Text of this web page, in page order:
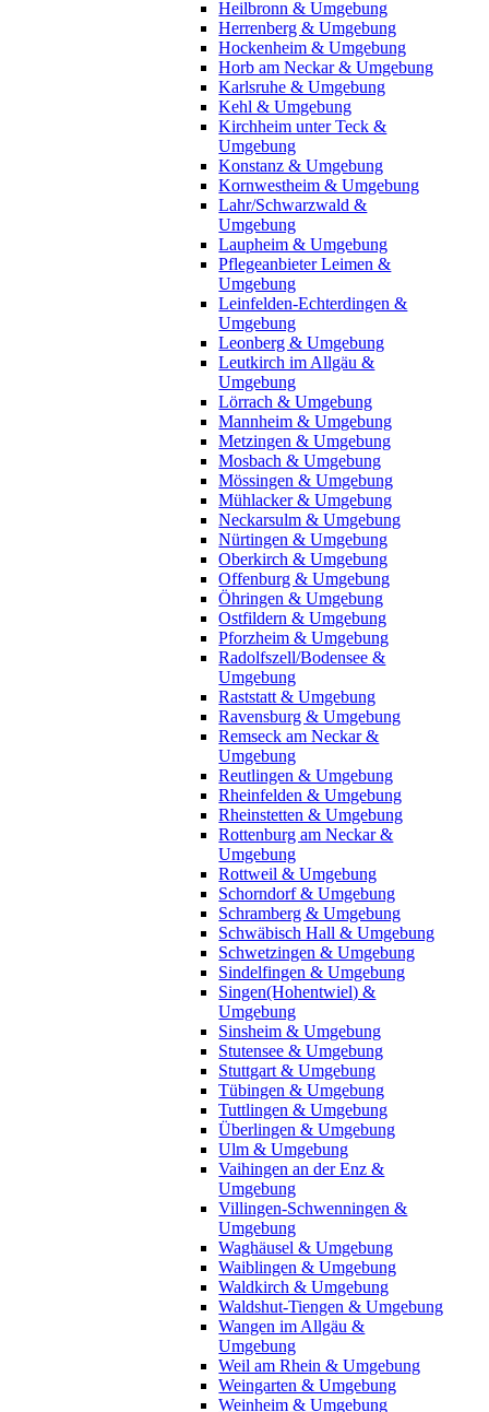
Heilbronn & Umgebung
Herrenberg & Umgebung
Hockenheim & Umgebung
Horb am Neckar & Umgebung
Karlsruhe & Umgebung
Kehl & Umgebung
Kirchheim unter Teck &
Umgebung
Konstanz & Umgebung
Kornwestheim & Umgebung
Lahr/Schwarzwald &
Umgebung
Laupheim & Umgebung
Pflegeanbieter Leimen &
Umgebung
Leinfelden-Echterdingen &
Umgebung
Leonberg & Umgebung
Leutkirch im Allgäu &
Umgebung
Lörrach & Umgebung
Mannheim & Umgebung
Metzingen & Umgebung
Mosbach & Umgebung
Mössingen & Umgebung
Mühlacker & Umgebung
Neckarsulm & Umgebung
Nürtingen & Umgebung
Oberkirch & Umgebung
Offenburg & Umgebung
Öhringen & Umgebung
Ostfildern & Umgebung
Pforzheim & Umgebung
Radolfszell/Bodensee &
Umgebung
Raststatt & Umgebung
Ravensburg & Umgebung
Remseck am Neckar &
Umgebung
Reutlingen & Umgebung
Rheinfelden & Umgebung
Rheinstetten & Umgebung
Rottenburg am Neckar &
Umgebung
Rottweil & Umgebung
Schorndorf & Umgebung
Schramberg & Umgebung
Schwäbisch Hall & Umgebung
Schwetzingen & Umgebung
Sindelfingen & Umgebung
Singen(Hohentwiel) &
Umgebung
Sinsheim & Umgebung
Stutensee & Umgebung
Stuttgart & Umgebung
Tübingen & Umgebung
Tuttlingen & Umgebung
Überlingen & Umgebung
Ulm & Umgebung
Vaihingen an der Enz &
Umgebung
Villingen-Schwenningen &
Umgebung
Waghäusel & Umgebung
Waiblingen & Umgebung
Waldkirch & Umgebung
Waldshut-Tiengen & Umgebung
Wangen im Allgäu &
Umgebung
Weil am Rhein & Umgebung
Weingarten & Umgebung
Weinheim & Umgebung